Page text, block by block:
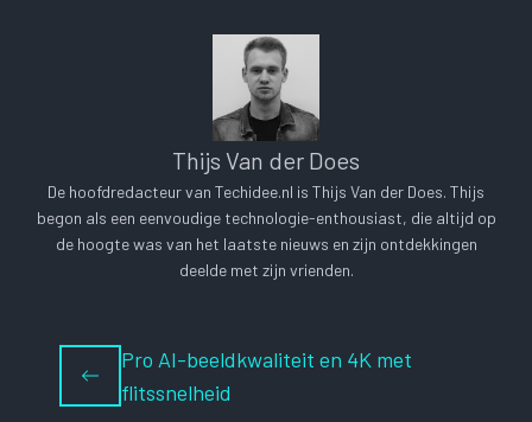
Thijs Van der Does
De hoofdredacteur van Techidee.nl is Thijs Van der Does. Thijs
begon als een eenvoudige technologie-enthousiast, die altijd op
de hoogte was van het laatste nieuws en zijn ontdekkingen
deelde met zijn vrienden.
Pro AI-beeldkwaliteit en 4K met
flitssnelheid